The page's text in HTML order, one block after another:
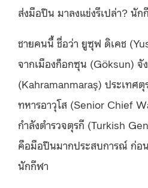
ส่งมือปืน มาลงแข่งรึเปล่า? นั
ชายคนนี้ ชื่อว่า ยูซุฟ ดิเคช
จากเมืองก็อกซุน (Göksun) จั
(Kahramanmaraş) ประเทศตุ
ทหารอาวุโส (Senior Chief
กำลังตำรวจตุรกี (Turkish
คือมือปืนมากประสบการณ์ ก่อ
นักกีฬา